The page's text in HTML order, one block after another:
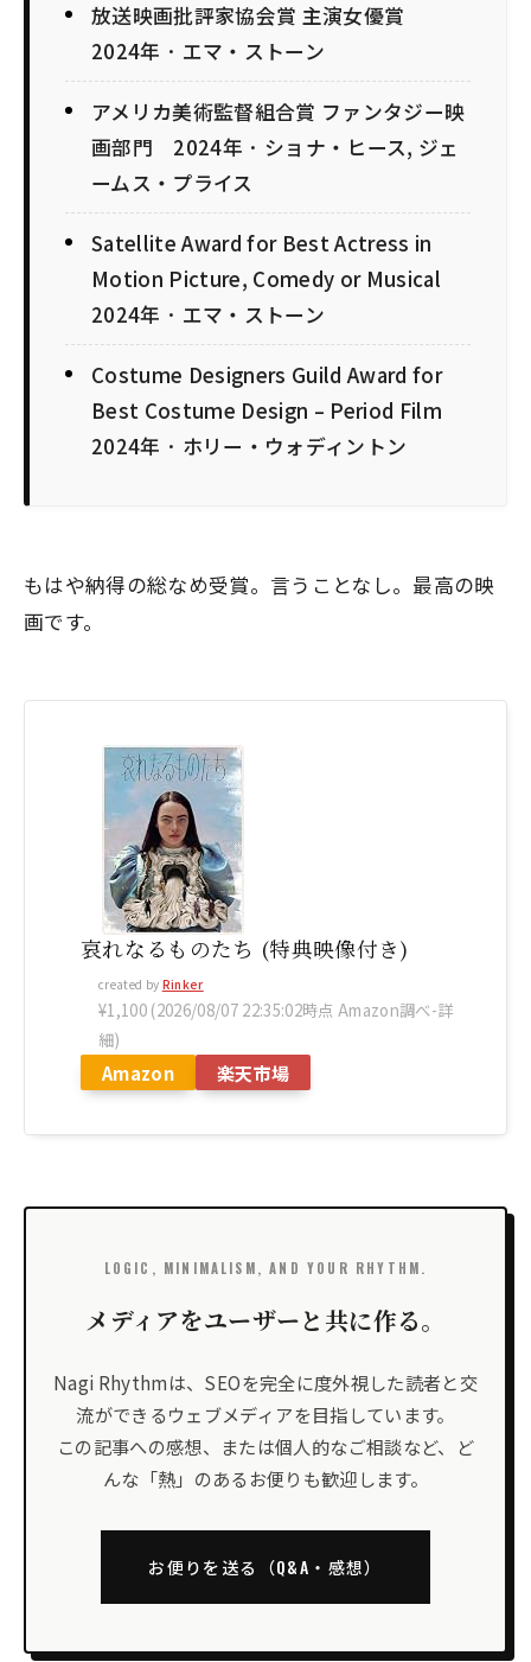
放送映画批評家協会賞 主演女優賞
2024年 · エマ・ストーン
アメリカ美術監督組合賞 ファンタジー映
画部門 2024年 · ショナ・ヒース, ジェ
ームス・プライス
Satellite Award for Best Actress in
Motion Picture, Comedy or Musical
2024年 · エマ・ストーン
Costume Designers Guild Award for
Best Costume Design – Period Film
2024年 · ホリー・ウォディントン
もはや納得の総なめ受賞。言うことなし。最高の映
画です。
哀れなるものたち (特典映像付き)
created by Rinker
¥1,100 (2026/08/07 22:35:02時点 Amazon調べ-詳
細)
Amazon 楽天市場
LOGIC, MINIMALISM, AND YOUR RHYTHM.
メディアをユーザーと共に作る。
Nagi Rhythmは、SEOを完全に度外視した読者と交
流ができるウェブメディアを目指しています。
この記事への感想、または個人的なご相談など、ど
んな「熱」のあるお便りも歓迎します。
お便りを送る（Q&A・感想）